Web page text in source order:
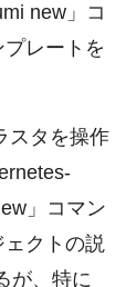
new」コ
レートを
スタを操作
」コマン
ェクトの説
が、特に